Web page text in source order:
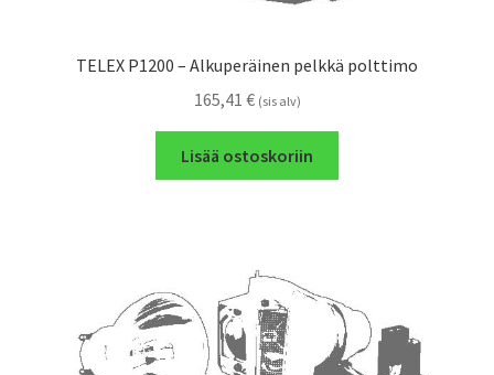
TELEX P1200 – Alkuperäinen pelkkä polttimo
165,41 € (sis alv)
Lisää ostoskoriin